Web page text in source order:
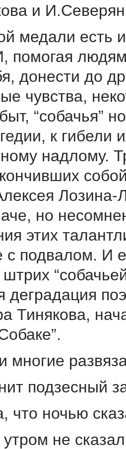
и
медали есть
помогая
донести до
чувства,
“собачья”
к гибели
надлому.
Лозина-
но
этих
с подвалом. И
деградация
Тинякова,
многие
подзесный
что ночью
не